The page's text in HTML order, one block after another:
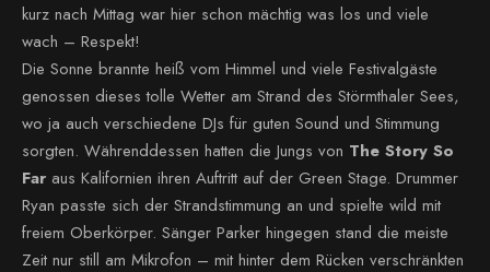
kurz nach Mittag war hier schon mächtig was los und viele
wach – Respekt!
Die Sonne brannte heiß vom Himmel und viele Festivalgäste
genossen dieses tolle Wetter am Strand des Störmthaler Sees,
wo ja auch verschiedene DJs für guten Sound und Stimmung
sorgten. Währenddessen hatten die Jungs von The Story So
Far aus Kalifornien ihren Auftritt auf der Green Stage. Drummer
Ryan passte sich der Strandstimmung an und spielte wild mit
freiem Oberkörper. Sänger Parker hingegen stand die meiste
Zeit nur still am Mikrofon – mit hinter dem Rücken verschränkten